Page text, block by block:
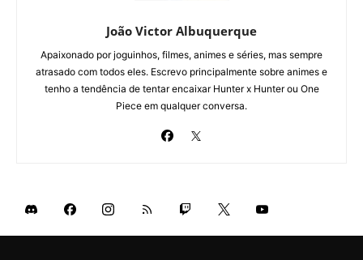
João Victor Albuquerque
Apaixonado por joguinhos, filmes, animes e séries, mas sempre
atrasado com todos eles. Escrevo principalmente sobre animes e
tenho a tendência de tentar encaixar Hunter x Hunter ou One
Piece em qualquer conversa.